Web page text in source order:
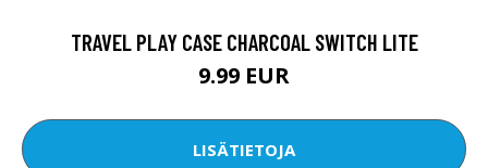
TRAVEL PLAY CASE CHARCOAL SWITCH LITE
9.99 EUR
LISÄTIETOJA